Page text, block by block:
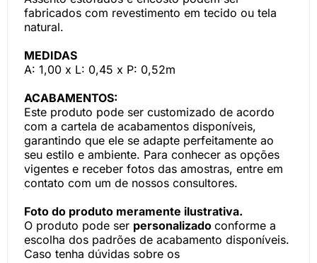
fabricados com revestimento em tecido ou tela
natural.
MEDIDAS
A: 1,00 x L: 0,45 x P: 0,52m
ACABAMENTOS:
Este produto pode ser customizado de acordo
com a cartela de acabamentos disponíveis,
garantindo que ele se adapte perfeitamente ao
seu estilo e ambiente. Para conhecer as opções
vigentes e receber fotos das amostras, entre em
contato com um de nossos consultores.
Foto do produto meramente ilustrativa.
O produto pode ser personalizado conforme a
escolha dos padrões de acabamento disponíveis.
Caso tenha dúvidas sobre os